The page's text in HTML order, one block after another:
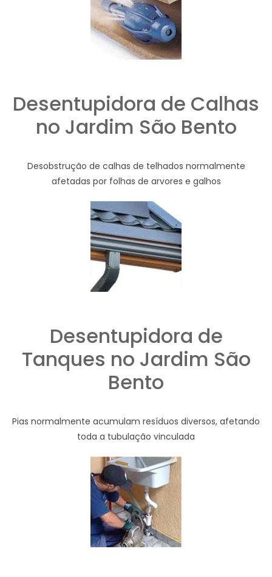
Desentupidora de Calhas
no Jardim São Bento
Desobstrução de calhas de telhados normalmente
afetadas por folhas de arvores e galhos
Desentupidora de
Tanques no Jardim São
Bento
Pias normalmente acumulam resíduos diversos, afetando
toda a tubulação vinculada